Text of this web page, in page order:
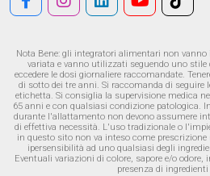
Nota Bene: gli integratori alimentari non
variata e vanno utilizzati seguendo uno stile
eccedere le dosi giornaliere raccomandate.
di sotto dei tre anni. Si raccomanda di seguire
etichetta. Si consiglia la supervisione medica
65 anni e con qualsiasi condizione patologica.
durante l'allattamento non devono assumere
di effettiva necessità. L'uso tradizionale o
in questo sito non va inteso come
ipersensibilità ad uno qualsiasi degli
Eventuali variazioni di colore, sapore e/o
presenza di